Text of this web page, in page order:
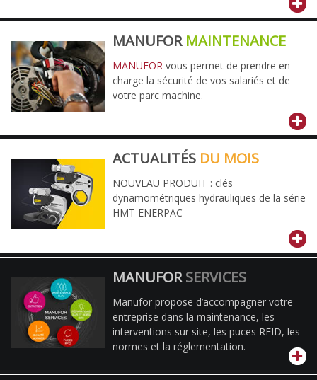
MANUFOR MAINTENANCE
MANUFORvous permet de prendre en
charge la sécurité de vos salariés et de
votre parc machine.
ACTUALITÉS DU MOIS
NOUVEAU PRODUIT : clés
dynamométriques hydrauliques de la série
HMT ENERPAC
MANUFORSERVICES
Manufor propose d’accompagner votre
entreprise dans la maintenance, les
interventions sur site, les puces RFID, les
normes et la réglementation.